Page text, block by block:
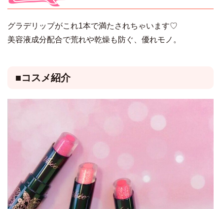
グラデリップがこれ1本で満たされちゃいます♡
美容液成分配合で荒れや乾燥も防ぐ、優れモノ。
■コスメ紹介